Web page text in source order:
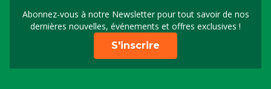
Abonnez-vous à notre Newsletter pour tout savoir de nos
dernières nouvelles, événements et offres exclusives !
Sign up for our
S'inscrire